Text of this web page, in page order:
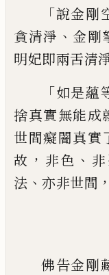
「說金剛
貪清淨 、 金剛
明妃即兩舌清
「如是蘊
捨真實無能成
世間癡闇真實
故 ， 非色 、
法 、 亦非世間 ，
佛告金剛